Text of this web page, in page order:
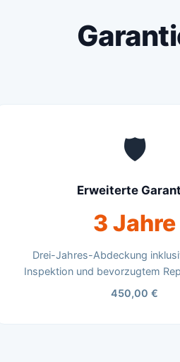
🛡️
Erweiterte
3 Jahre
Drei-Jahres-Abdeckung
Inspektion und bevorzugtem
450,00 €